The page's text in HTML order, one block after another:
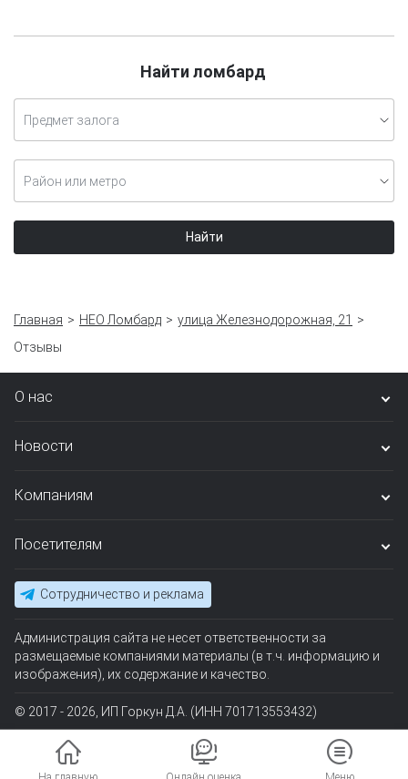
Найти ломбард
Предмет залога
Район или метро
Найти
Главная НЕО Ломбард
улица Железнодорожная, 21
Отзывы
О нас
Новости
Компаниям
Посетителям
Сотрудничество и реклама
Администрация сайта не несет ответственности за
размещаемые компаниями материалы (в т.ч. информацию и
изображения), их содержание и качество.
© 2017 - 2026, ИП Горкун Д.А. (ИНН 701713553432)